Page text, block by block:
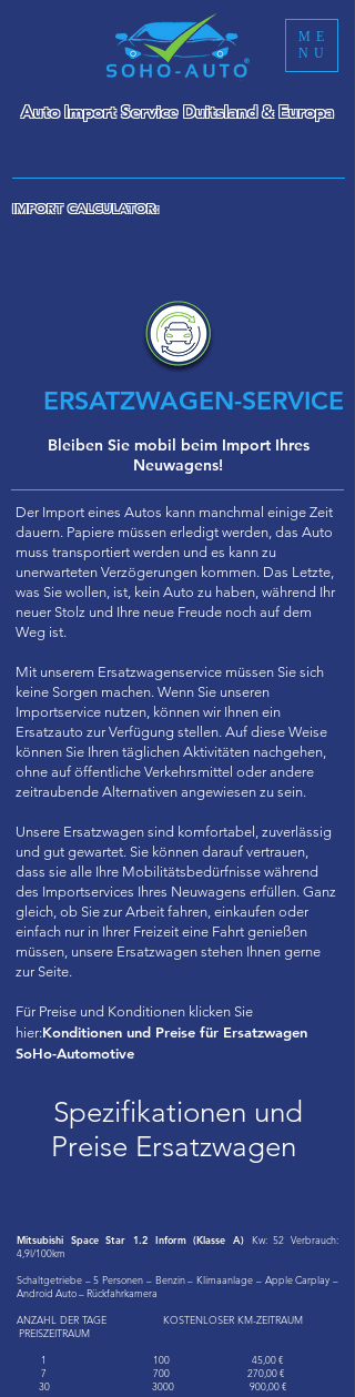
ME
NU
Auto Import Service Duitsland & Europa
IMPORT CALCULATOR:
ERSATZWAGEN-SERVICE
Bleiben Sie mobil beim Import Ihres
Neuwagens!
Der Import eines Autos kann manchmal einige Zeit
dauern. Papiere müssen erledigt werden, das Auto
muss transportiert werden und es kann zu
unerwarteten Verzögerungen kommen. Das Letzte,
was Sie wollen, ist, kein Auto zu haben, während Ihr
neuer Stolz und Ihre neue Freude noch auf dem
Weg ist.
Mit unserem Ersatzwagenservice müssen Sie sich
keine Sorgen machen. Wenn Sie unseren
Importservice nutzen, können wir Ihnen ein
Ersatzauto zur Verfügung stellen. Auf diese Weise
können Sie Ihren täglichen Aktivitäten nachgehen,
ohne auf öffentliche Verkehrsmittel oder andere
zeitraubende Alternativen angewiesen zu sein.
Unsere Ersatzwagen sind komfortabel, zuverlässig
und gut gewartet. Sie können darauf vertrauen,
dass sie alle Ihre Mobilitätsbedürfnisse während
des Importservices Ihres Neuwagens erfüllen. Ganz
gleich, ob Sie zur Arbeit fahren, einkaufen oder
einfach nur in Ihrer Freizeit eine Fahrt genießen
müssen, unsere Ersatzwagen stehen Ihnen gerne
zur Seite.
Für Preise und Konditionen klicken Sie
hier:Konditionen und Preise für Ersatzwagen
SoHo-Automotive
Spezifikationen und
Preise Ersatzwagen
Mitsubishi Space Star 1.2 Inform (Klasse A) Kw: 52 Verbrauch:
4,9l/100km
Schaltgetriebe – 5 Personen – Benzin – Klimaanlage – Apple Carplay –
Android Auto – Rückfahrkamera
ANZAHL DER TAGE KOSTENLOSER KM-ZEITRAUM
PREISZEITRAUM
1 100 45,00 €
7 700 270,00 €
30 3000 900,00 €